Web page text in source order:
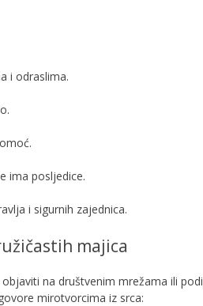
i odraslima.
ima posljedice.
i sigurnih zajednica.
majica
na društvenim mrežama ili
mirotvorcima iz srca: